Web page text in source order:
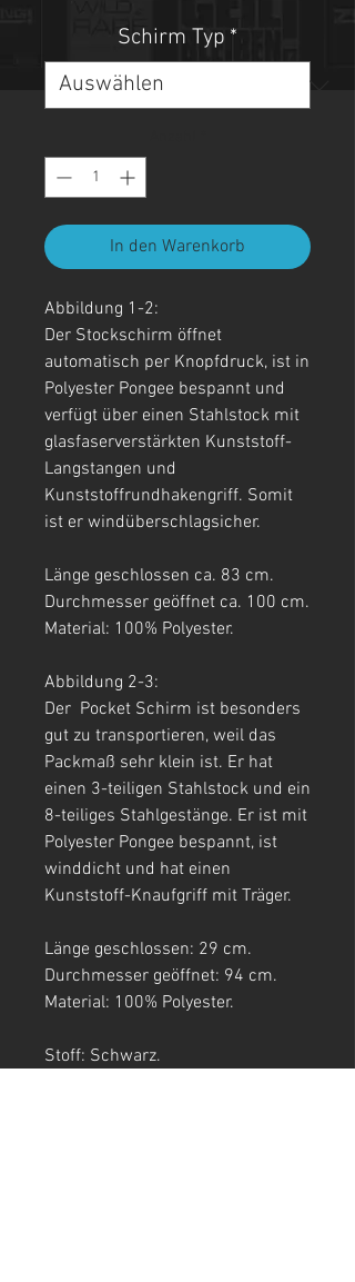
Schirm Typ *
In den Warenkorb
Abbildung 1-2:
Der Stockschirm öffnet
automatisch per Knopfdruck, ist in
Polyester Pongee bespannt und
verfügt über einen Stahlstock mit
glasfaserverstärkten Kunststoff-
Langstangen und
Kunststoffrundhakengriff. Somit
ist er windüberschlagsicher.
Länge geschlossen ca. 83 cm.
Durchmesser geöffnet ca. 100 cm.
Material: 100% Polyester.
Abbildung 2-3:
Der Pocket Schirm ist besonders
gut zu transportieren, weil das
Packmaß sehr klein ist. Er hat
einen 3-teiligen Stahlstock und ein
8-teiliges Stahlgestänge. Er ist mit
Polyester Pongee bespannt, ist
winddicht und hat einen
Kunststoff-Knaufgriff mit Träger.
Länge geschlossen: 29 cm.
Durchmesser geöffnet: 94 cm.
Material: 100% Polyester.
Stoff: Schwarz.